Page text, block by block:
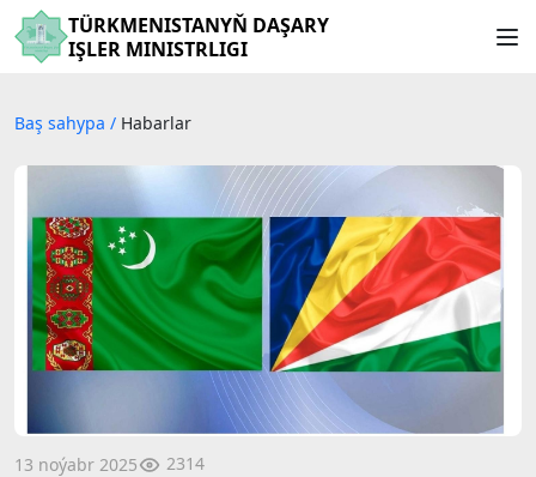
TÜRKMENISTANYŇ DAŞARY
IŞLER MINISTRLIGI
Baş sahypa / Habarlar
13 noýabr 2025 2314